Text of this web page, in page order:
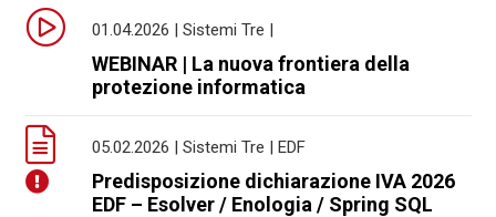
01.04.2026 | Sistemi Tre |
WEBINAR | La nuova frontiera della
protezione informatica
05.02.2026 | Sistemi Tre | EDF
Predisposizione dichiarazione IVA 2026
EDF – Esolver / Enologia / Spring SQL